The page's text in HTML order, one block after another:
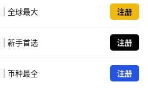
全球最大 注册
新手首选 注册
币种最全 注册